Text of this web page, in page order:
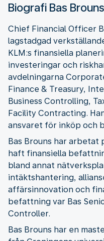
Biografi Bas Brouns
Chief Financial Officer
lagstadgad
KLM:s finansiella
investeringar och
avdelningarna
Finance & Treasury,
Business Controlling,
Facility Contracting.
ansvaret för inköp och
Bas Brouns har arbetat
haft finansiella
bland annat
intäktshantering,
affärsinnovation och
befattning var Bas
Controller.
Bas Brouns har en